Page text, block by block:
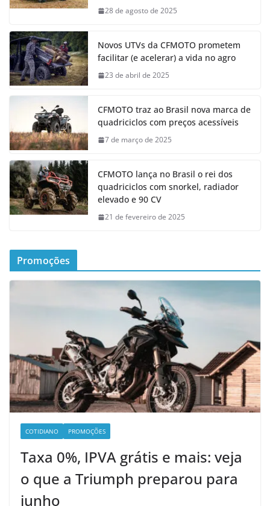
28 de agosto de 2025
Novos UTVs da CFMOTO prometem
facilitar (e acelerar) a vida no agro
23 de abril de 2025
CFMOTO traz ao Brasil nova marca de
quadriciclos com preços acessíveis
7 de março de 2025
CFMOTO lança no Brasil o rei dos
quadriciclos com snorkel, radiador
elevado e 90 CV
21 de fevereiro de 2025
Promoções
COTIDIANO PROMOÇÕES
Taxa 0%, IPVA grátis e mais: veja
o que a Triumph preparou para
junho